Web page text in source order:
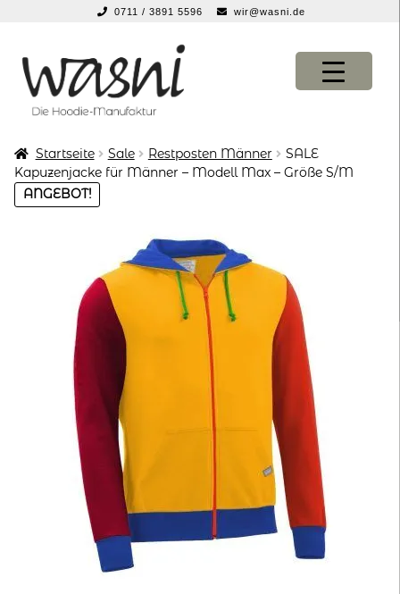
0711 / 3891 5596 wir@wasni.de
Navigation
springen
Inhalt
springen
KONFIGURATOR
KONFIGURATOR
SHOP
Startseite Sale Restposten Männer
SALE
Kapuzenjacke für Männer – Modell Max – Größe S/M
ANGEBOT!